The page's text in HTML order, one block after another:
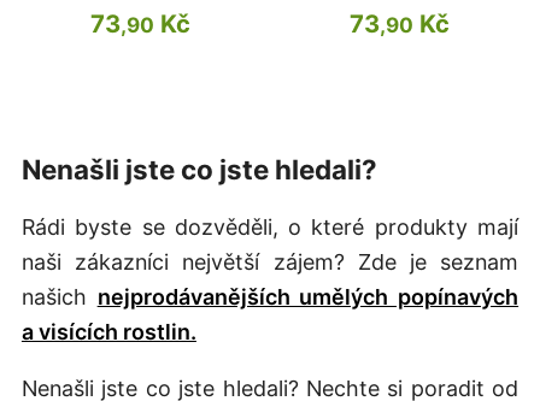
73,90 Kč 73,90 Kč
Nenašli jste co jste hledali?
Rádi byste se dozvěděli, o které produkty mají
naši zákazníci největší zájem? Zde je seznam
našich nejprodávanějších umělých popínavých
a visících rostlin.
Nenašli jste co jste hledali? Nechte si poradit od